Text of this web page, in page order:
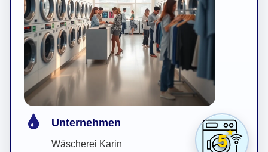
5
Unternehmen
Wäscherei Karin